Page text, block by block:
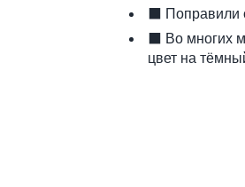
⬛
⬛ Во многих
цвет на